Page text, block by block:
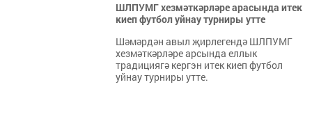
ШЛПУМГ хезмәткәрләре арасында итек
киеп футбол уйнау турниры утте
Шәмәрдән авыл җирлегендә ШЛПУМГ
хезмәткәрләре арсында еллык
традициягә кергэн итек киеп футбол
уйнау турниры утте.